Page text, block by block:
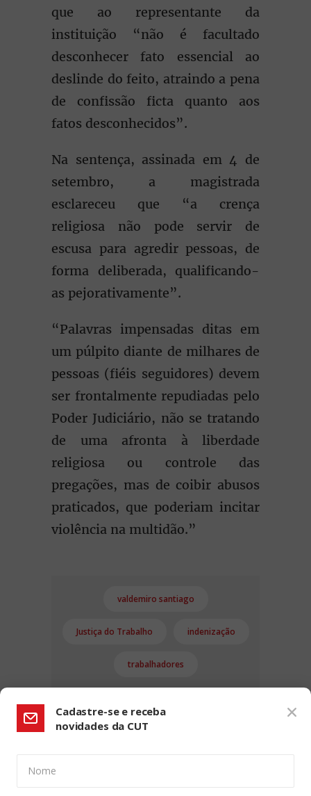
que ao representante da
instituição “não é facultado
desconhecer fato essencial ao
deslinde do feito, atraindo a pena
de confissão ficta quanto aos
fatos desconhecidos”.
Na sentença, assinada em 4 de
setembro, a magistrada
esclareceu que “a crença
religiosa não pode servir de
escusa para agredir pessoas, de
forma deliberada, qualificando-
as pejorativamente”.
“Palavras impensadas ditas em
um púlpito diante de milhares de
pessoas (fiéis seguidores) devem
ser frontalmente repudiadas pelo
Poder Judiciário, não se tratando
de uma afronta à liberdade
religiosa ou controle das
pregações, mas de coibir abusos
praticados, que poderiam incitar
violência na multidão.”
valdemiro santiago
Justiça do Trabalho indenização
trabalhadores
Cadastre-se e receba
novidades da CUT
Nome